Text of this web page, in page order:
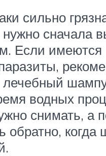
сильно
сначала
Если имеются
лечебный
водных
снимать, а
обратно, когда